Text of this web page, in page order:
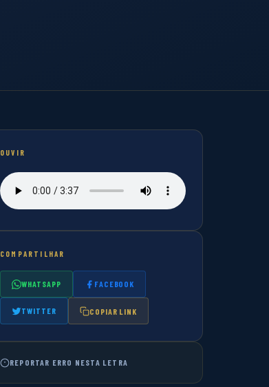
OUVIR
COMPARTILHAR
WHATSAPP FACEBOOK
TWITTER COPIAR LINK
REPORTAR ERRO NESTA LETRA